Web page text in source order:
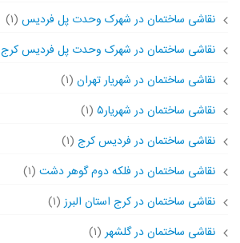
نقاشی ساختمان در شهرک وحدت پل فردیس (۱)
نقاشی ساختمان در شهرک وحدت پل فردیس کرج
نقاشی ساختمان در شهریار تهران (۱)
نقاشی ساختمان در شهریار۵ (۱)
نقاشی ساختمان در فردیس کرج (۱)
نقاشی ساختمان در فلکه دوم گوهر دشت (۱)
نقاشی ساختمان در کرج استان البرز(۱)
نقاشی ساختمان در گلشهر(۱)